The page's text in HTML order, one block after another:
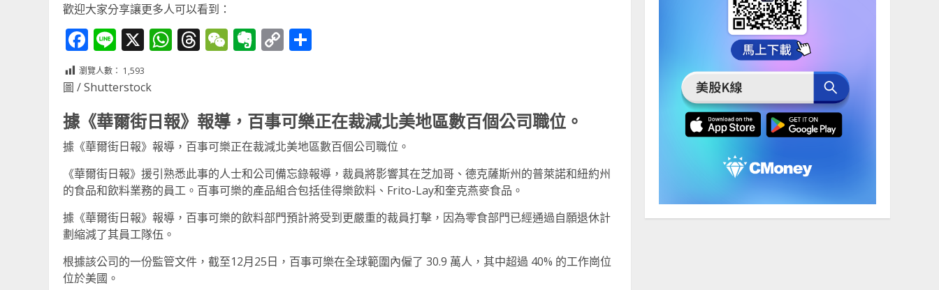
歡迎大家分享讓更多人可以看到：
Facebook
Line
X WhatsApp
Threads
WeChat
Evernote
Copy
瀏覽人數： 1,593
圖 / Shutterstock
據《華爾街日報》報導，百事可樂正在裁減北美地區數百個公司職位。
據《華爾街日報》報導，百事可樂正在裁減北美地區數百個公司職位。
《華爾街日報》援引熟悉此事的人士和公司備忘錄報導，裁員將影響其在芝加哥、德克薩斯州的普萊諾和紐約州
的食品和飲料業務的員工。百事可樂的產品組合包括佳得樂飲料、Frito-Lay和奎克燕麥食品。
據《華爾街日報》報導，百事可樂的飲料部門預計將受到更嚴重的裁員打擊，因為零食部門已經通過自願退休計
劃縮減了其員工隊伍。
根據該公司的一份監管文件，截至12月25日，百事可樂在全球範圍內僱了 30.9 萬人，其中超過 40% 的工作崗位
位於美國。